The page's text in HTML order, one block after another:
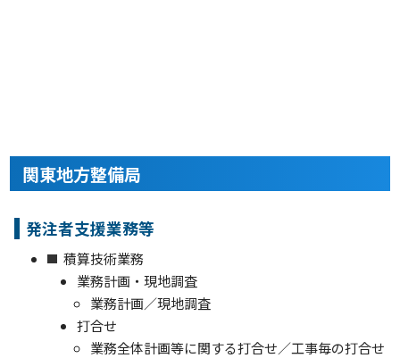
関東地方整備局
発注者支援業務等
積算技術業務
業務計画・現地調査
業務計画／現地調査
打合せ
業務全体計画等に関する打合せ／工事毎の打合せ